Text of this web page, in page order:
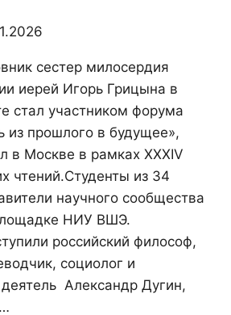
сестер милосердия
иерей Игорь Грицына в
стал участником форума
из прошлого в будущее»,
в Москве в рамках XXXIV
чтений.​Студенты из 34
научного сообщества
НИУ ВШЭ.
российский философ,
социолог и
Александр Дугин,